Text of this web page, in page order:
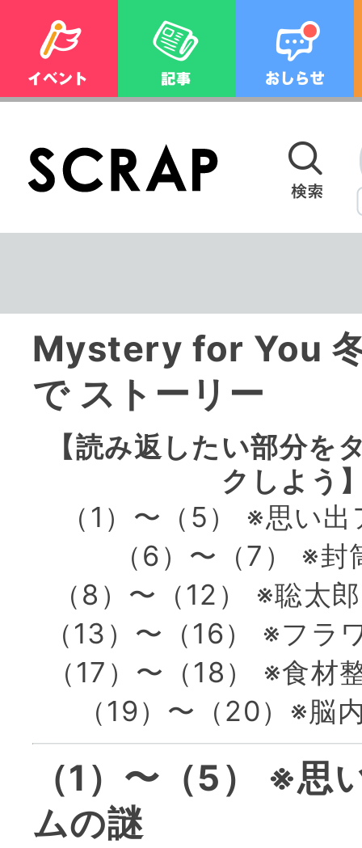
Mystery for You 冬、君は雪山
で ストーリー
【読み返したい部分を
クしよう
（1）〜（5） ※思い
（6）〜（7） ※
（8）〜（12） ※聡太
（13）〜（16） ※フラ
（17）〜（18） ※食材
（19）〜（20）※脳
（1）〜（5） ※思
ムの謎